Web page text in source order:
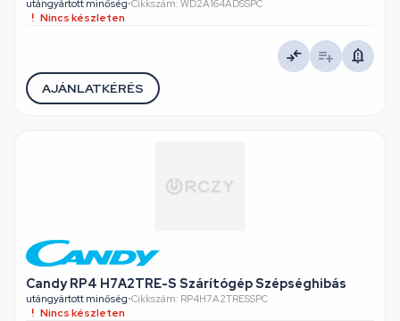
utángyártott minőség•Cikkszám: WD2A164ADSSPC
Nincs készleten
AJÁNLATKÉRÉS
Candy RP4 H7A2TRE-S Szárítógép Szépséghibás
utángyártott minőség•Cikkszám: RP4H7A2TRESSPC
Nincs készleten